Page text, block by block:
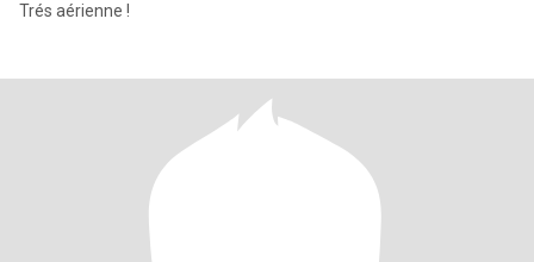
Trés aérienne !